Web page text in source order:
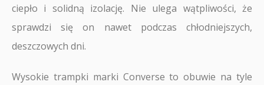
ciepło i solidną izolację. Nie ulega wątpliwości, że
sprawdzi się on nawet podczas chłodniejszych,
deszczowych dni.
Wysokie trampki marki Converse to obuwie na tyle